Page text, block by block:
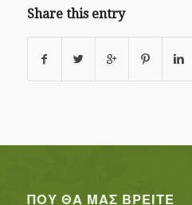
Share this entry
ΠΟΥ ΘΑ ΜΑΣ ΒΡΕΊΤΕ